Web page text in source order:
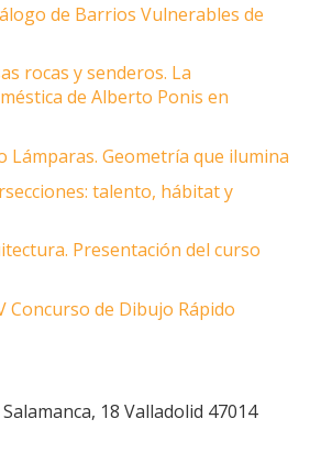
de Barrios Vulnerables de
rocas y senderos. La
de Alberto Ponis en
Lámparas. Geometría que ilumina
talento, hábitat y
Presentación del curso
Concurso de Dibujo Rápido
18 Valladolid 47014